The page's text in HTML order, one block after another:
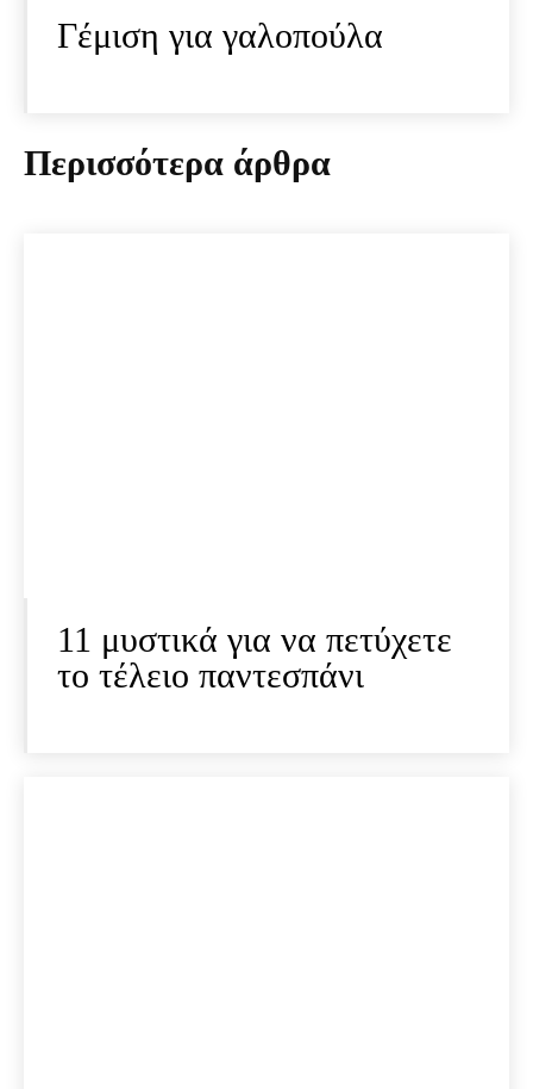
Γέμιση για γαλοπούλα
Περισσότερα άρθρα
11 μυστικά για να πετύχετε
το τέλειο παντεσπάνι